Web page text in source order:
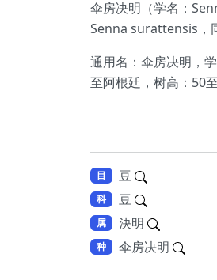
伞房决明（学名：
Senna surattensis，
通用名：伞房决明，
至阿根廷，树高：50
目 豆
科 豆
属 決明
种 伞房决明